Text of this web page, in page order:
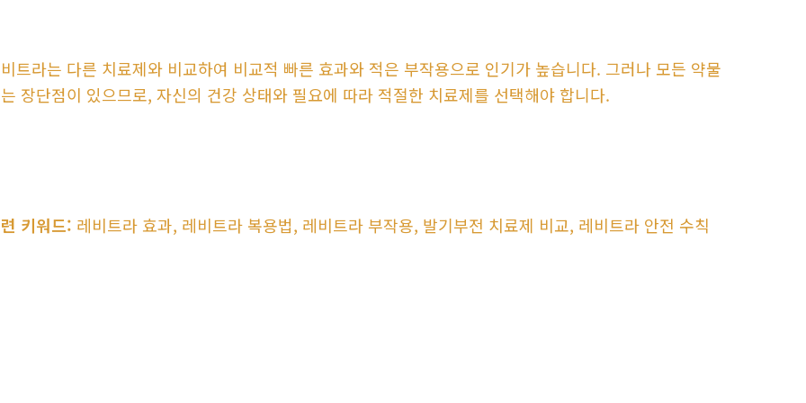
트라는 다른 치료제와 비교하여 비교적 빠른 효과와 적은 부작용으로 인기가 높습니다. 그러나 모든 약물
장단점이 있으므로, 자신의 건강 상태와 필요에 따라 적절한 치료제를 선택해야 합니다.
키워드: 레비트라 효과, 레비트라 복용법, 레비트라 부작용, 발기부전 치료제 비교, 레비트라 안전 수칙